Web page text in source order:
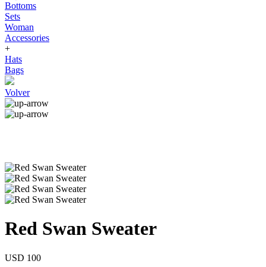
Bottoms
Sets
Woman
Accessories
+
Hats
Bags
Volver
Red Swan Sweater
USD 100